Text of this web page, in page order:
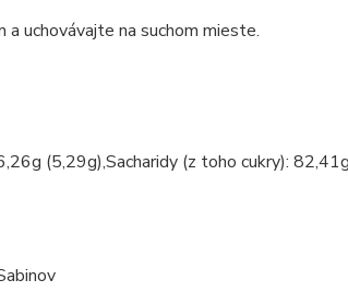
uchovávajte na suchom mieste.
(5,29g),Sacharidy (z toho cukry):